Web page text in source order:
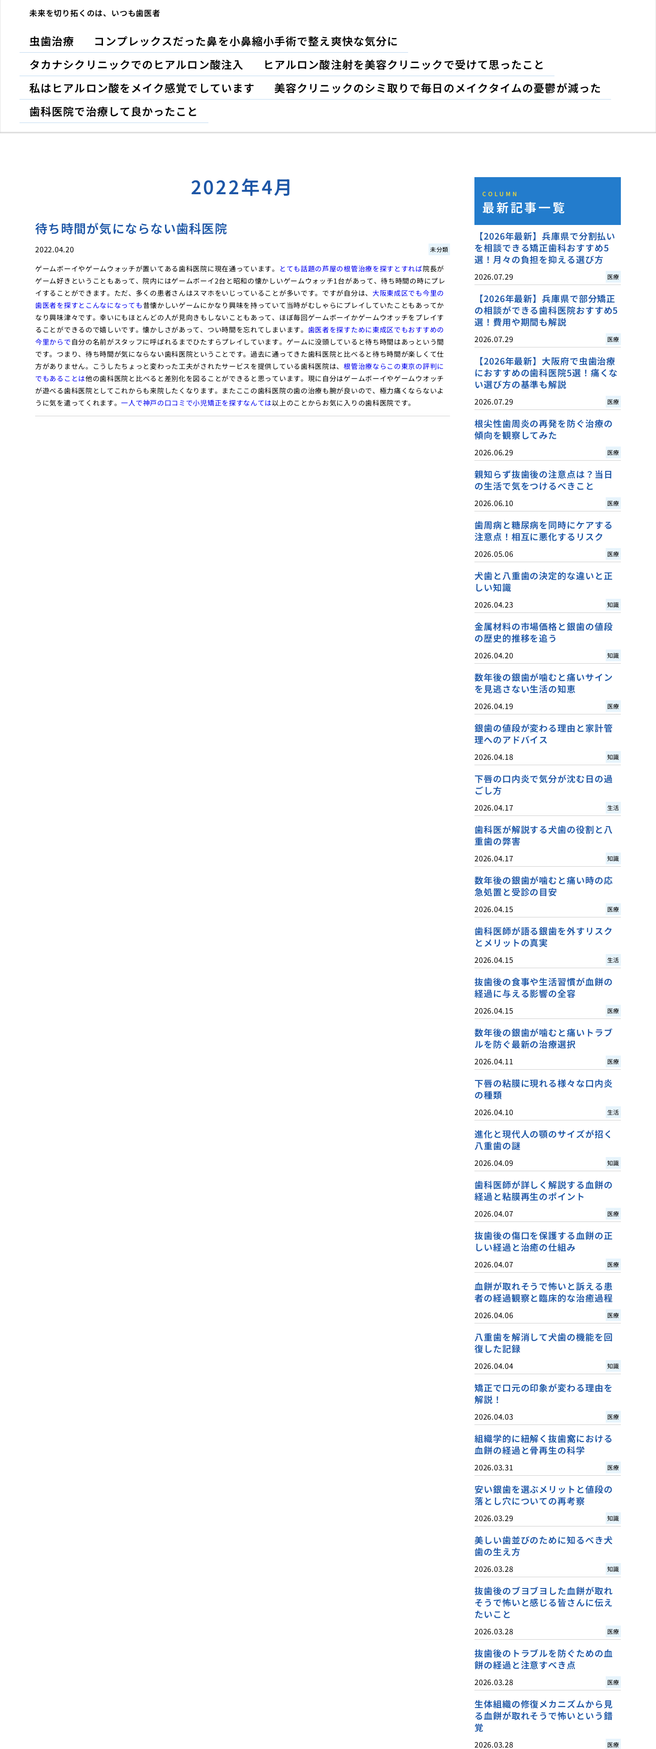
未来を切り拓くのは、いつも歯医者
虫歯治療
コンプレックスだった鼻を小鼻縮小手術で整え爽快な気分に
タカナシクリニックでのヒアルロン酸注入
ヒアルロン酸注射を美容クリニックで受けて思ったこと
私はヒアルロン酸をメイク感覚でしています
美容クリニックのシミ取りで毎日のメイクタイムの憂鬱が減った
歯科医院で治療して良かったこと
2022年4月
待ち時間が気にならない歯科医院
2022.04.20 未分類
ゲームボーイやゲームウォッチが置いてある歯科医院に現在通っています。 とても話題の芦屋の根管治療を探すとすれば院長が
ゲーム好きということもあって、院内にはゲームボーイ2台と昭和の懐かしいゲームウォッチ1台があって、待ち時間の時にプレ
イすることができます。ただ、多くの患者さんはスマホをいじっていることが多いです。ですが自分は、 大阪東成区でも今里の
歯医者を探すとこんなになっても昔懐かしいゲームにかなり興味を持っていて当時がむしゃらにプレイしていたこともあってか
なり興味津々です。幸いにもほとんどの人が見向きもしないこともあって、ほぼ毎回ゲームボーイかゲームウオッチをプレイす
ることができるので嬉しいです。懐かしさがあって、つい時間を忘れてしまいます。 歯医者を探すために東成区でもおすすめの
今里からで 自分の名前がスタッフに呼ばれるまでひたすらプレイしています。ゲームに没頭していると待ち時間はあっという間
です。つまり、待ち時間が気にならない歯科医院ということです。過去に通ってきた歯科医院と比べると待ち時間が楽しくて仕
方がありません。こうしたちょっと変わった工夫がされたサービスを提供している歯科医院は、根管治療ならこの東京の評判に
でもあることは他の歯科医院と比べると差別化を図ることができると思っています。現に自分はゲームボーイやゲームウオッチ
が遊べる歯科医院としてこれからも来院したくなります。またここの歯科医院の歯の治療も腕が良いので、極力痛くならないよ
うに気を遣ってくれます。一人で神戸の口コミで小児矯正を探すなんては以上のことからお気に入りの歯科医院です。
COLUMN
最新記事一覧
【2026年最新】兵庫県で分割払い
を相談できる矯正歯科おすすめ5
選！月々の負担を抑える選び方
2026.07.29 医療
【2026年最新】兵庫県で部分矯正
の相談ができる歯科医院おすすめ5
選！費用や期間も解説
2026.07.29 医療
【2026年最新】大阪府で虫歯治療
におすすめの歯科医院5選！痛くな
い選び方の基準も解説
2026.07.29 医療
根尖性歯周炎の再発を防ぐ治療の
傾向を観察してみた
2026.06.29 医療
親知らず抜歯後の注意点は？当日
の生活で気をつけるべきこと
2026.06.10 医療
歯周病と糖尿病を同時にケアする
注意点！相互に悪化するリスク
2026.05.06 医療
犬歯と八重歯の決定的な違いと正
しい知識
2026.04.23 知識
金属材料の市場価格と銀歯の値段
の歴史的推移を追う
2026.04.20 知識
数年後の銀歯が噛むと痛いサイン
を見逃さない生活の知恵
2026.04.19 医療
銀歯の値段が変わる理由と家計管
理へのアドバイス
2026.04.18 知識
下唇の口内炎で気分が沈む日の過
ごし方
2026.04.17 生活
歯科医が解説する犬歯の役割と八
重歯の弊害
2026.04.17 知識
数年後の銀歯が噛むと痛い時の応
急処置と受診の目安
2026.04.15 医療
歯科医師が語る銀歯を外すリスク
とメリットの真実
2026.04.15 生活
抜歯後の食事や生活習慣が血餅の
経過に与える影響の全容
2026.04.15 医療
数年後の銀歯が噛むと痛いトラブ
ルを防ぐ最新の治療選択
2026.04.11 医療
下唇の粘膜に現れる様々な口内炎
の種類
2026.04.10 生活
進化と現代人の顎のサイズが招く
八重歯の謎
2026.04.09 知識
歯科医師が詳しく解説する血餅の
経過と粘膜再生のポイント
2026.04.07 医療
抜歯後の傷口を保護する血餅の正
しい経過と治癒の仕組み
2026.04.07 医療
血餅が取れそうで怖いと訴える患
者の経過観察と臨床的な治癒過程
2026.04.06 医療
八重歯を解消して犬歯の機能を回
復した記録
2026.04.04 知識
矯正で口元の印象が変わる理由を
解説！
2026.04.03 医療
組織学的に紐解く抜歯窩における
血餅の経過と骨再生の科学
2026.03.31 医療
安い銀歯を選ぶメリットと値段の
落とし穴についての再考察
2026.03.29 知識
美しい歯並びのために知るべき犬
歯の生え方
2026.03.28 知識
抜歯後のブヨブヨした血餅が取れ
そうで怖いと感じる皆さんに伝え
たいこと
2026.03.28 医療
抜歯後のトラブルを防ぐための血
餅の経過と注意すべき点
2026.03.28 医療
生体組織の修復メカニズムから見
る血餅が取れそうで怖いという錯
覚
2026.03.28 医療